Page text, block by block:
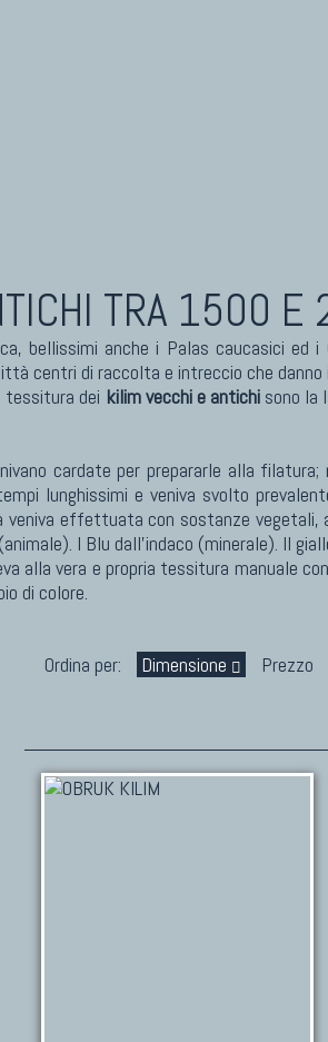
TRA 1500 E
bellissimi anche i Palas caucasici ed i
centri di raccolta e intreccio che danno
tessitura dei kilim vecchi e antichisono la
cardate per prepararle alla filatura;
lunghissimi e veniva svolto
effettuata con sostanze vegetali,
I Blu dall'indaco (minerale). Il
alla vera e propria tessitura manuale
di colore.
Ordina per: Dimensione Prezzo